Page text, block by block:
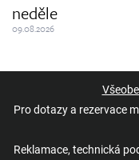
neděle
09.08.2026
Pro dotazy a rezervace
Reklamace, technická